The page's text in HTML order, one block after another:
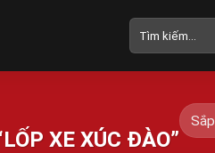
Tìm
kiếm:
XE XÚC ĐÀO”